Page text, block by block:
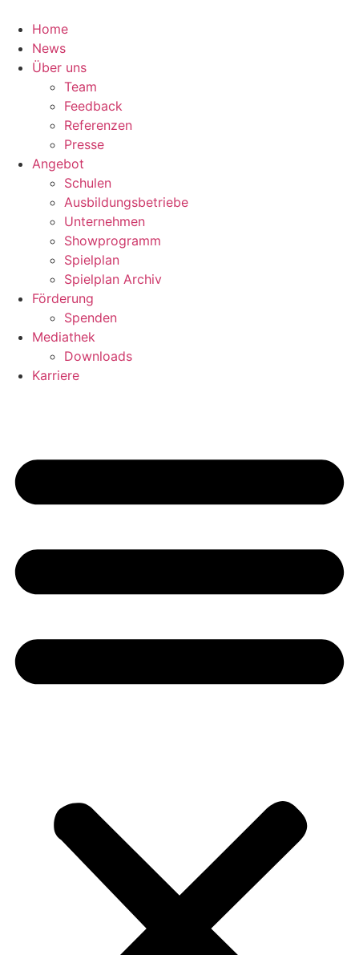
Inhalt
springen
Home
News
Über uns
Team
Feedback
Referenzen
Presse
Angebot
Schulen
Ausbildungsbetriebe
Unternehmen
Showprogramm
Spielplan
Spielplan Archiv
Förderung
Spenden
Mediathek
Downloads
Karriere